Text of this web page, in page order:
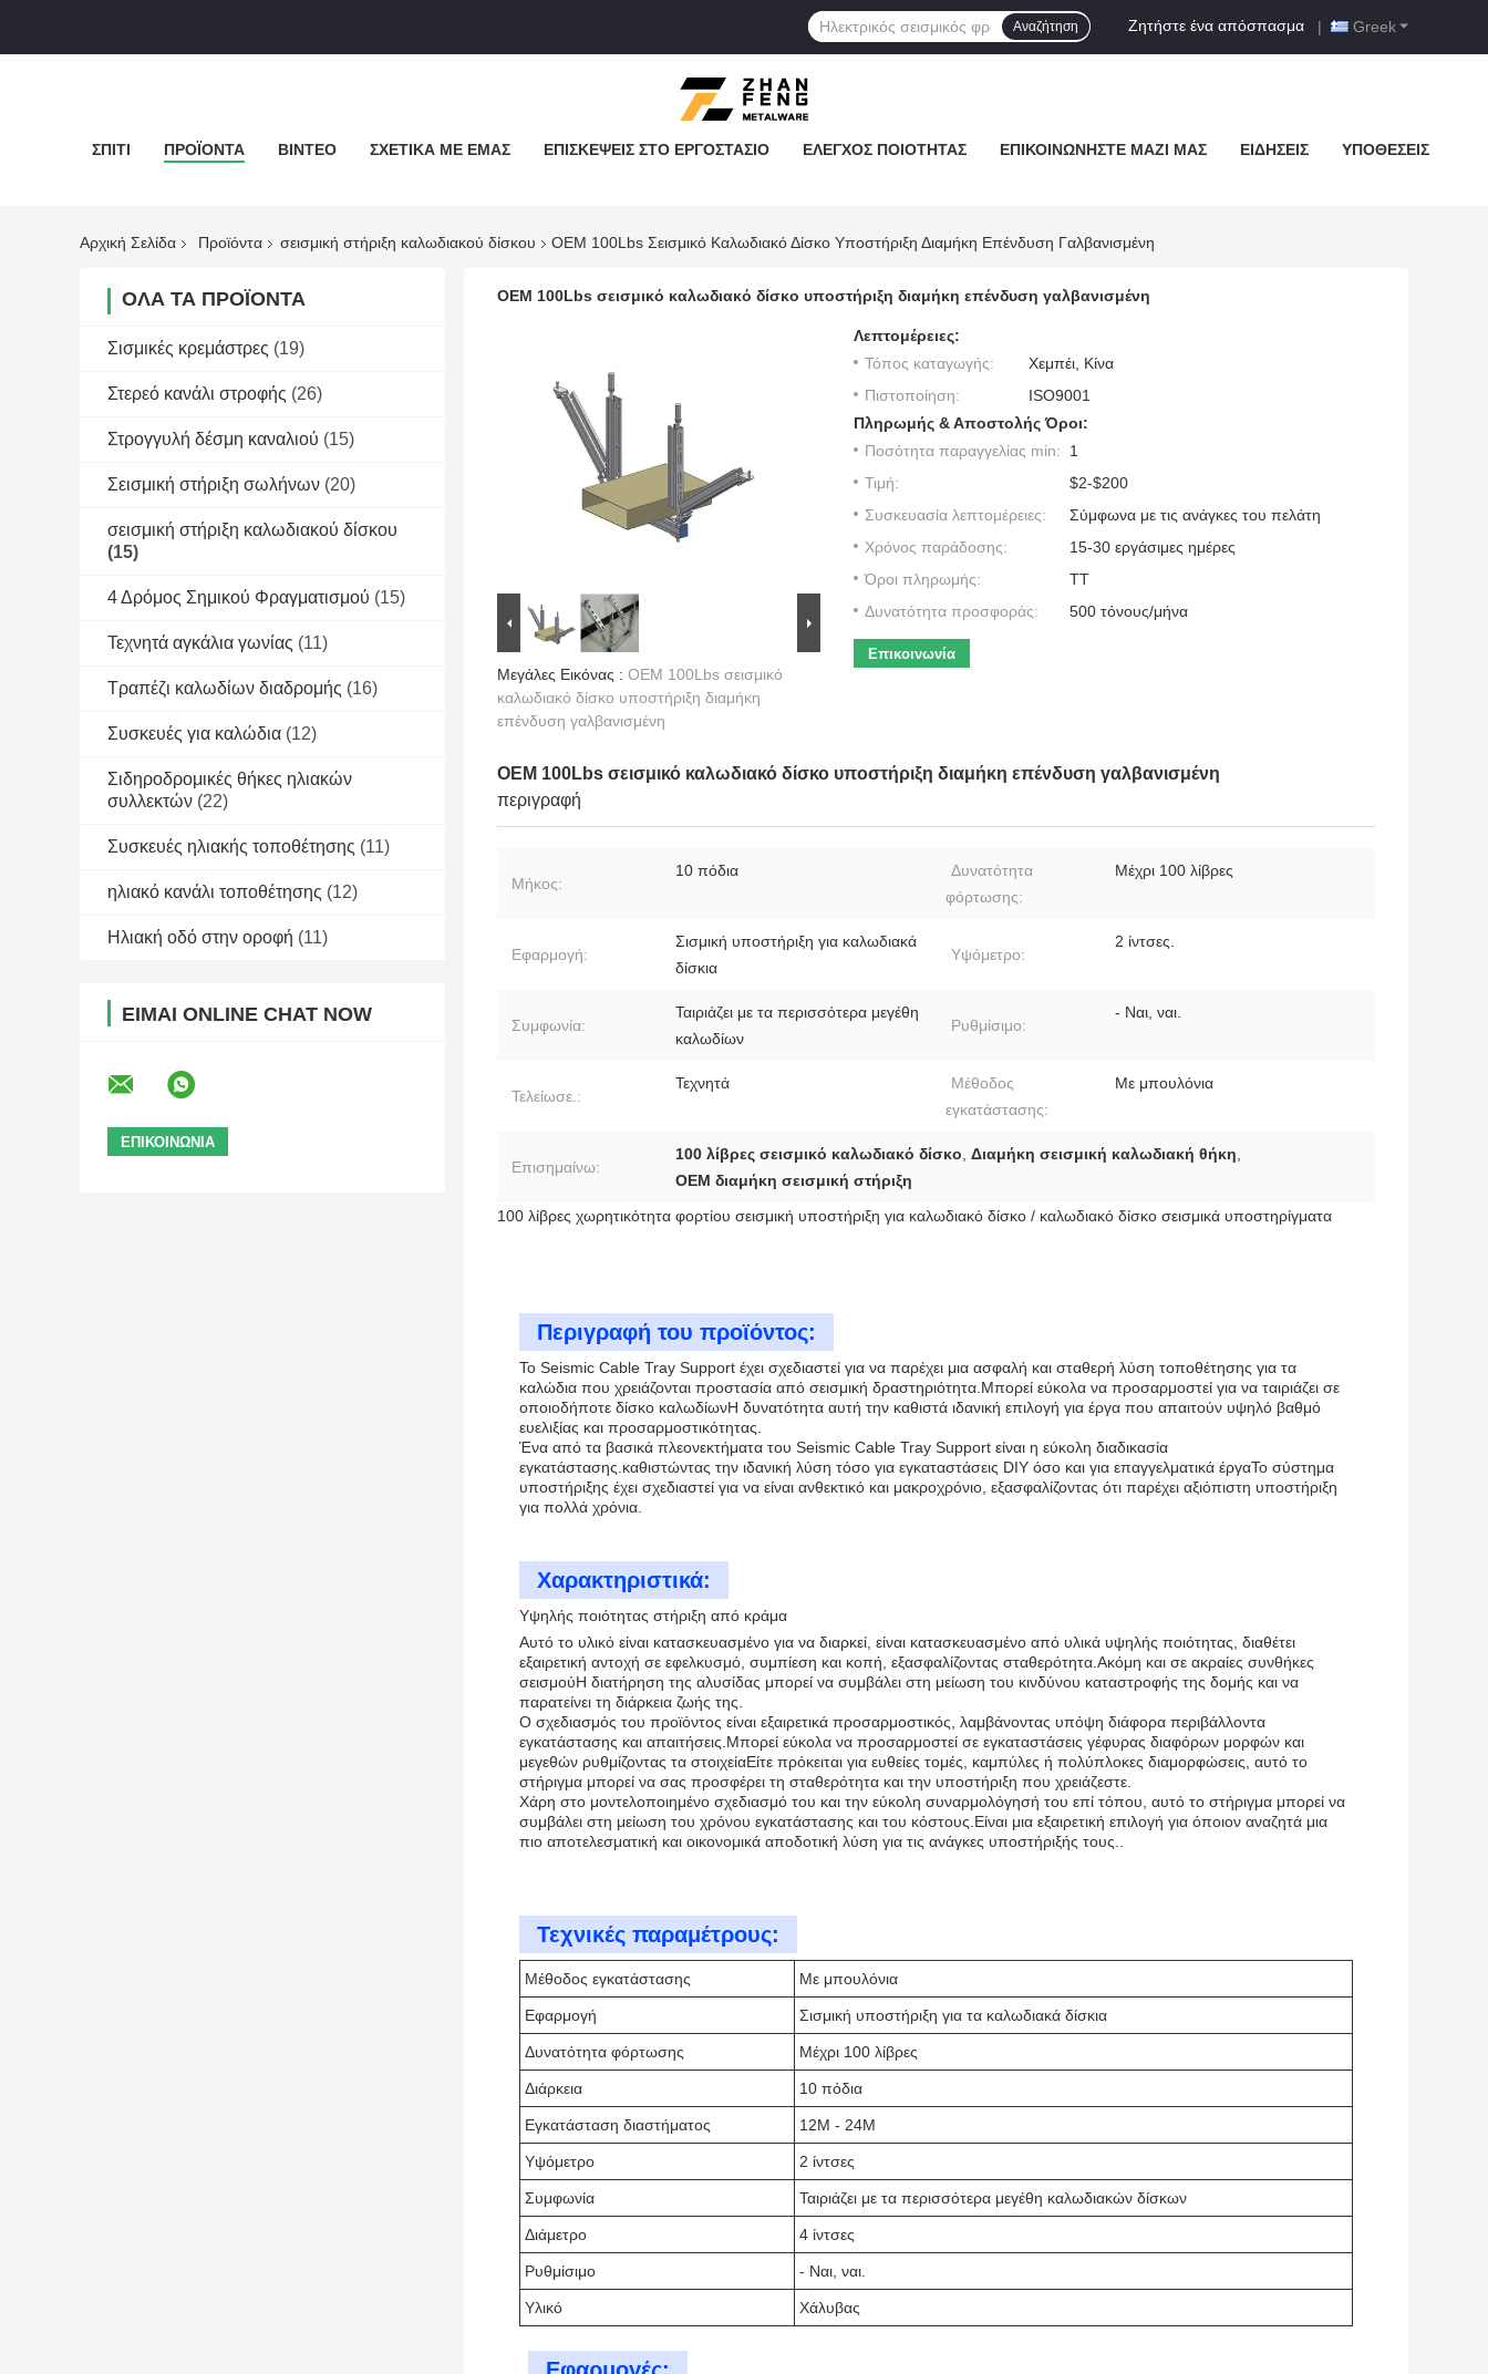
Greek
Ζητήστε ένα απόσπασμα |
Αναζήτηση
ΣΠΊΤΙ ΠΡΟΪΌΝΤΑ ΒΊΝΤΕΟ ΣΧΕΤΙΚΆ ΜΕ ΕΜΆΣ ΕΠΙΣΚΈΨΕΙΣ ΣΤΟ ΕΡΓΟΣΤΆΣΙΟ ΈΛΕΓΧΟΣ ΠΟΙΌΤΗΤΑΣ ΕΠΙΚΟΙΝΩΝΉΣΤΕ ΜΑΖΊ ΜΑΣ ΕΙΔΉΣΕΙΣ ΥΠΟΘΈΣΕΙΣ
Αρχική Σελίδα Προϊόντα σεισμική στήριξη καλωδιακού δίσκου OEM 100Lbs Σεισμικό Καλωδιακό Δίσκο Υποστήριξη Διαμήκη Επένδυση Γαλβανισμένη
ΌΛΑ ΤΑ ΠΡΟΪΌΝΤΑ
Σισμικές κρεμάστρες (19)
Στερεό κανάλι στροφής (26)
Στρογγυλή δέσμη καναλιού (15)
Σεισμική στήριξη σωλήνων (20)
σεισμική στήριξη καλωδιακού δίσκου
(15)
4 Δρόμος Σημικού Φραγματισμού (15)
Τεχνητά αγκάλια γωνίας (11)
Τραπέζι καλωδίων διαδρομής (16)
Συσκευές για καλώδια (12)
Σιδηροδρομικές θήκες ηλιακών
συλλεκτών (22)
Συσκευές ηλιακής τοποθέτησης (11)
ηλιακό κανάλι τοποθέτησης (12)
Ηλιακή οδό στην οροφή (11)
ΕΊΜΑΙ ONLINE CHAT NOW
OEM 100Lbs σεισμικό καλωδιακό δίσκο υποστήριξη διαμήκη επένδυση γαλβανισμένη
Μεγάλες Εικόνας : OEM 100Lbs σεισμικό
καλωδιακό δίσκο υποστήριξη διαμήκη
επένδυση γαλβανισμένη
Λεπτομέρειες:
Τόπος καταγωγής:
Χεμπέι, Κίνα
Πιστοποίηση:
ISO9001
Πληρωμής & Αποστολής Όροι:
Ποσότητα παραγγελίας min:
1
Τιμή:
$2-$200
Συσκευασία λεπτομέρειες:
Σύμφωνα με τις ανάγκες του πελάτη
Χρόνος παράδοσης:
15-30 εργάσιμες ημέρες
Όροι πληρωμής:
ΤΤ
Δυνατότητα προσφοράς:
500 τόνους/μήνα
Επικοινωνία
OEM 100Lbs σεισμικό καλωδιακό δίσκο υποστήριξη διαμήκη επένδυση γαλβανισμένη
περιγραφή
Μήκος:
10 πόδια
Δυνατότητα
φόρτωσης:
Μέχρι 100 λίβρες
Εφαρμογή:
Σισμική υποστήριξη για καλωδιακά
δίσκια
Υψόμετρο:
2 ίντσες.
Συμφωνία:
Ταιριάζει με τα περισσότερα μεγέθη
καλωδίων
Ρυθμίσιμο:
- Ναι, ναι.
Τελείωσε.:
Τεχνητά
Μέθοδος
εγκατάστασης:
Με μπουλόνια
Επισημαίνω:
100 λίβρες σεισμικό καλωδιακό δίσκο, Διαμήκη σεισμική καλωδιακή θήκη,
OEM διαμήκη σεισμική στήριξη
100 λίβρες χωρητικότητα φορτίου σεισμική υποστήριξη για καλωδιακό δίσκο / καλωδιακό δίσκο σεισμικά υποστηρίγματα
Περιγραφή του προϊόντος:
Το Seismic Cable Tray Support έχει σχεδιαστεί για να παρέχει μια ασφαλή και σταθερή λύση τοποθέτησης για τα
καλώδια που χρειάζονται προστασία από σεισμική δραστηριότητα.Μπορεί εύκολα να προσαρμοστεί για να ταιριάζει σε
οποιοδήποτε δίσκο καλωδίωνΗ δυνατότητα αυτή την καθιστά ιδανική επιλογή για έργα που απαιτούν υψηλό βαθμό
ευελιξίας και προσαρμοστικότητας.
Ένα από τα βασικά πλεονεκτήματα του Seismic Cable Tray Support είναι η εύκολη διαδικασία
εγκατάστασης.καθιστώντας την ιδανική λύση τόσο για εγκαταστάσεις DIY όσο και για επαγγελματικά έργαΤο σύστημα
υποστήριξης έχει σχεδιαστεί για να είναι ανθεκτικό και μακροχρόνιο, εξασφαλίζοντας ότι παρέχει αξιόπιστη υποστήριξη
για πολλά χρόνια.
Χαρακτηριστικά:
Υψηλής ποιότητας στήριξη από κράμα
Αυτό το υλικό είναι κατασκευασμένο για να διαρκεί, είναι κατασκευασμένο από υλικά υψηλής ποιότητας, διαθέτει
εξαιρετική αντοχή σε εφελκυσμό, συμπίεση και κοπή, εξασφαλίζοντας σταθερότητα.Ακόμη και σε ακραίες συνθήκες
σεισμούΗ διατήρηση της αλυσίδας μπορεί να συμβάλει στη μείωση του κινδύνου καταστροφής της δομής και να
παρατείνει τη διάρκεια ζωής της.
Ο σχεδιασμός του προϊόντος είναι εξαιρετικά προσαρμοστικός, λαμβάνοντας υπόψη διάφορα περιβάλλοντα
εγκατάστασης και απαιτήσεις.Μπορεί εύκολα να προσαρμοστεί σε εγκαταστάσεις γέφυρας διαφόρων μορφών και
μεγεθών ρυθμίζοντας τα στοιχείαΕίτε πρόκειται για ευθείες τομές, καμπύλες ή πολύπλοκες διαμορφώσεις, αυτό το
στήριγμα μπορεί να σας προσφέρει τη σταθερότητα και την υποστήριξη που χρειάζεστε.
Χάρη στο μοντελοποιημένο σχεδιασμό του και την εύκολη συναρμολόγησή του επί τόπου, αυτό το στήριγμα μπορεί να
συμβάλει στη μείωση του χρόνου εγκατάστασης και του κόστους.Είναι μια εξαιρετική επιλογή για όποιον αναζητά μια
πιο αποτελεσματική και οικονομικά αποδοτική λύση για τις ανάγκες υποστήριξής τους..
Τεχνικές παραμέτρους:
Μέθοδος εγκατάστασης Με μπουλόνια
Εφαρμογή Σισμική υποστήριξη για τα καλωδιακά δίσκια
Δυνατότητα φόρτωσης Μέχρι 100 λίβρες
Διάρκεια 10 πόδια
Εγκατάσταση διαστήματος 12M - 24M
Υψόμετρο 2 ίντσες
Συμφωνία Ταιριάζει με τα περισσότερα μεγέθη καλωδιακών δίσκων
Διάμετρο 4 ίντσες
Ρυθμίσιμο - Ναι, ναι.
Υλικό Χάλυβας